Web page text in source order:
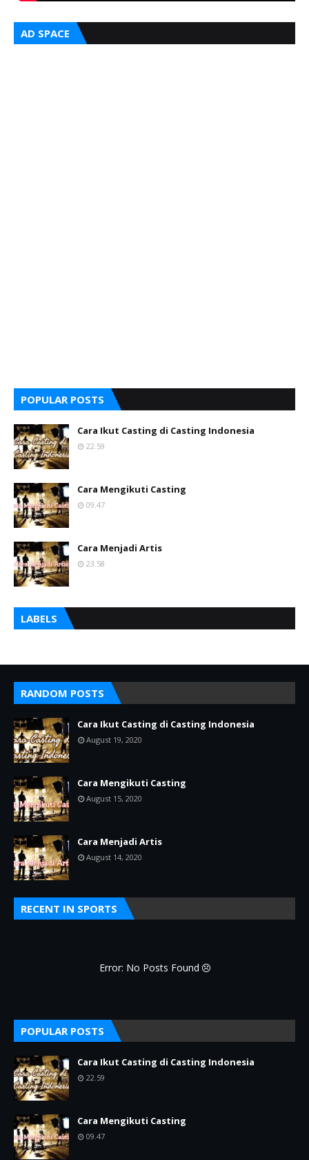
AD SPACE
POPULAR POSTS
Cara Ikut Casting di Casting Indonesia
22.59
Cara Mengikuti Casting
09.47
Cara Menjadi Artis
23.58
LABELS
RANDOM POSTS
Cara Ikut Casting di Casting Indonesia
August 19, 2020
Cara Mengikuti Casting
August 15, 2020
Cara Menjadi Artis
August 14, 2020
RECENT IN SPORTS
Error: No Posts Found
POPULAR POSTS
Cara Ikut Casting di Casting Indonesia
22.59
Cara Mengikuti Casting
09.47